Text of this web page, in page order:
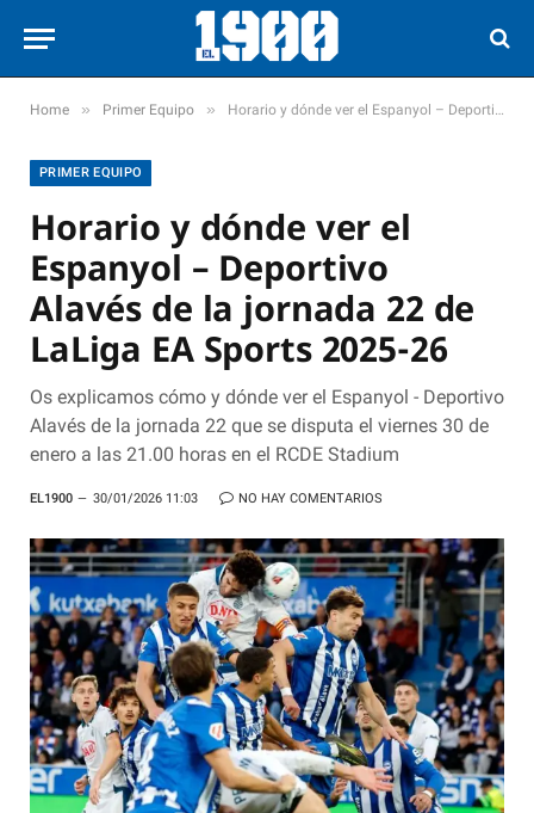
Home » Primer Equipo » Horario y dónde ver el Espanyol – Deportivo Alavés de la jornada 22 de LaLiga EA Sports 2025-26
PRIMER EQUIPO
Horario y dónde ver el
Espanyol – Deportivo
Alavés de la jornada 22 de
LaLiga EA Sports 2025-26
Os explicamos cómo y dónde ver el Espanyol - Deportivo
Alavés de la jornada 22 que se disputa el viernes 30 de
enero a las 21.00 horas en el RCDE Stadium
EL1900 30/01/2026 11:03 NO HAY COMENTARIOS